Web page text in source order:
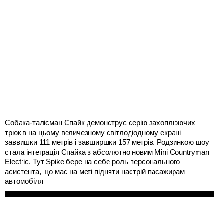
Собака-талісман Спайк демонструє серію захоплюючих
трюків на цьому величезному світлодіодному екрані
заввишки 111 метрів і завширшки 157 метрів. Родзинкою шоу
стала інтеграція Спайка з абсолютно новим Mini Countryman
Electric. Тут Spike бере на себе роль персонального
асистента, що має на меті підняти настрій пасажирам
автомобіля.